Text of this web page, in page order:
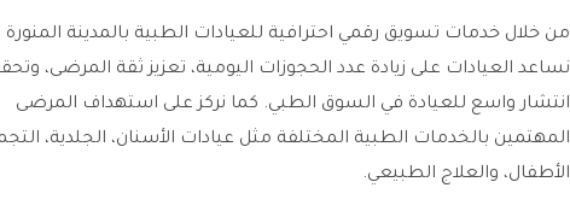
من خلال خدمات تسويق رقمي احترافية للعيادات الطبية بالمدينة المنورة
نساعد العيادات على زيادة عدد الحجوزات اليومية، تعزيز ثقة المرضى،
انتشار واسع للعيادة في السوق الطبي. كما نركز على استهداف المرضى
المهتمين بالخدمات الطبية المختلفة مثل عيادات الأسنان، الجلدية،
الأطفال، والعلاج الطبيعي.